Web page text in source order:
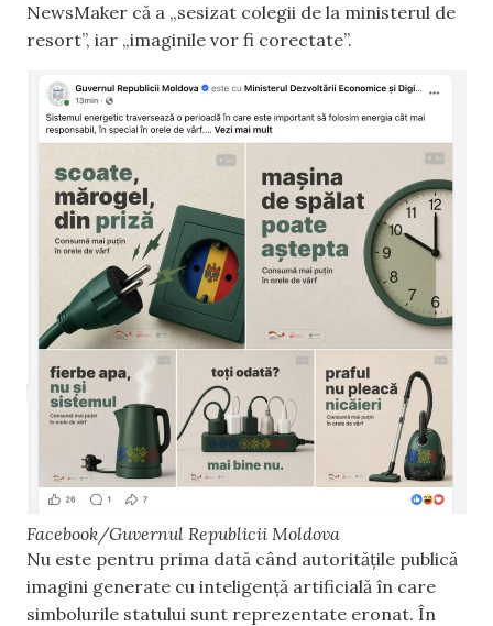
NewsMaker că a „sesizat colegii de la ministerul de
resort”, iar „imaginile vor fi corectate”.
Facebook/Guvernul Republicii Moldova
Nu este pentru prima dată când autoritățile publică
imagini generate cu inteligență artificială în care
simbolurile statului sunt reprezentate eronat. În